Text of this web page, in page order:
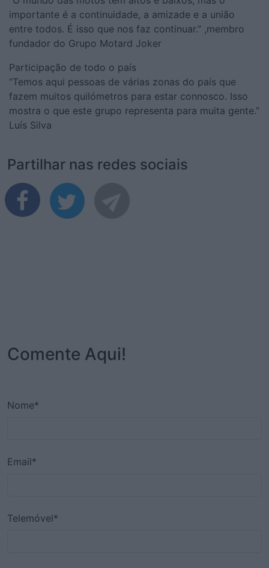
importante é a continuidade, a amizade e a união
entre todos. É isso que nos faz continuar.” ,membro
fundador do Grupo Motard Joker
Participação de todo o país
“Temos aqui pessoas de várias zonas do país que
fazem muitos quilómetros para estar connosco. Isso
mostra o que este grupo representa para muita gente.”
Luís Silva
Partilhar nas redes sociais
Comente Aqui!
Nome*
Email*
Telemóvel*